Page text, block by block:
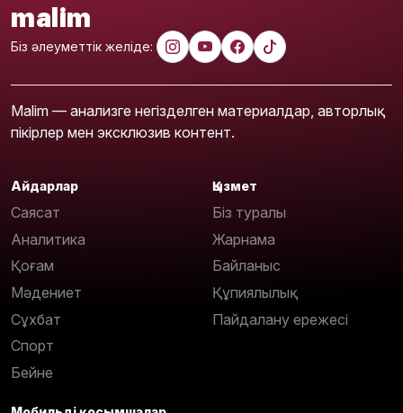
malim
Біз әлеуметтік желіде:
Malim — анализге негізделген материалдар, авторлық
пікірлер мен эксклюзив контент.
Айдарлар
Саясат
Аналитика
Қоғам
Мәдениет
Сұхбат
Спорт
Бейне
Қызмет
Біз туралы
Жарнама
Байланыс
Құпиялылық
Пайдалану ережесі